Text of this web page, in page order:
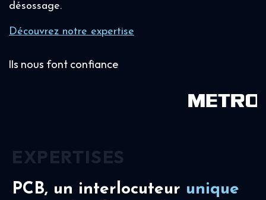
désossage.
Découvrez notre expertise
Ils nous font confiance
PCB, un interlocuteur unique
EXPERTISES